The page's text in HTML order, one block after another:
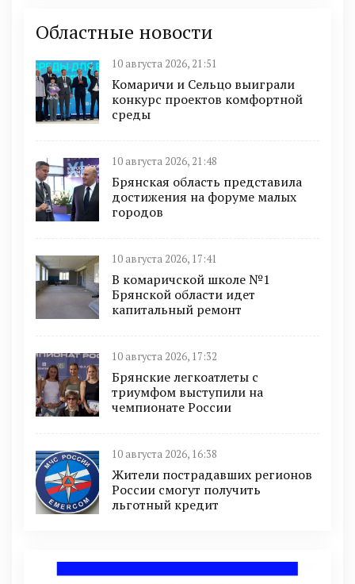
Областные новости
10 августа 2026, 21:51
Комаричи и Сельцо выиграли
конкурс проектов комфортной
среды
10 августа 2026, 21:48
Брянская область представила
достижения на форуме малых
городов
10 августа 2026, 17:41
В комаричской школе №1
Брянской области идет
капитальный ремонт
10 августа 2026, 17:32
Брянские легкоатлеты с
триумфом выступили на
чемпионате России
10 августа 2026, 16:38
Жители пострадавших регионов
России смогут получить
льготный кредит